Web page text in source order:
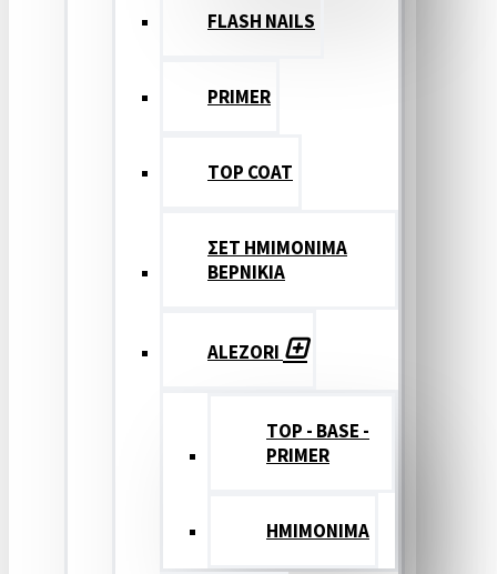
FLASH NAILS
PRIMER
TOP COAT
ΣΕΤ ΗΜΙΜΟΝΙΜΑ
ΒΕΡΝΙΚΙΑ
ALEZORI
TOP - BASE -
PRIMER
ΗΜΙΜΟΝΙΜΑ